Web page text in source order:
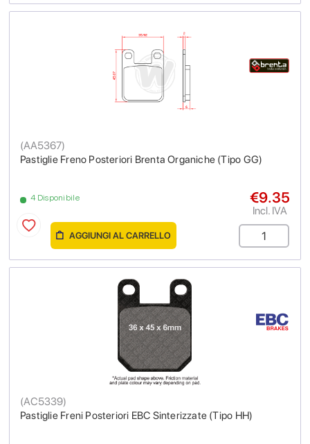
Pastiglie Freno Posteriori Brenta Organiche (Tipo GG)
(AA5367)
4 Disponibile €9.35
Incl. IVA
AGGIUNGI AL CARRELLO
Pastiglie Freni Posteriori EBC Sinterizzate (Tipo HH)
(AC5339)